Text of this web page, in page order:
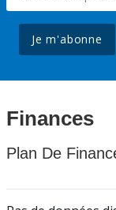
Je m'abonne
Finances
Plan De